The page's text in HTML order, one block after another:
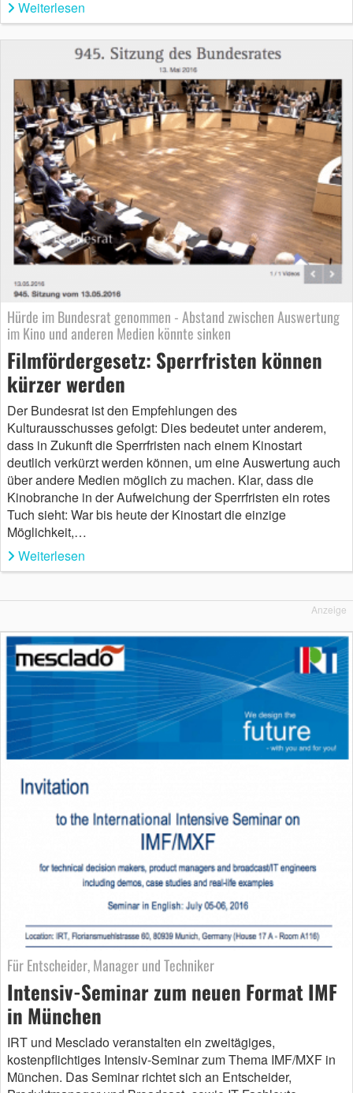
Weiterlesen
Hürde im Bundesrat genommen - Abstand zwischen Auswertung
im Kino und anderen Medien könnte sinken
Filmfördergesetz: Sperrfristen können
kürzer werden
Der Bundesrat ist den Empfehlungen des
Kulturausschusses gefolgt: Dies bedeutet unter anderem,
dass in Zukunft die Sperrfristen nach einem Kinostart
deutlich verkürzt werden können, um eine Auswertung auch
über andere Medien möglich zu machen. Klar, dass die
Kinobranche in der Aufweichung der Sperrfristen ein rotes
Tuch sieht: War bis heute der Kinostart die einzige
Möglichkeit,…
Weiterlesen
Anzeige
Für Entscheider, Manager und Techniker
Intensiv-Seminar zum neuen Format IMF
in München
IRT und Mesclado veranstalten ein zweitägiges,
kostenpflichtiges Intensiv-Seminar zum Thema IMF/MXF in
München. Das Seminar richtet sich an Entscheider,